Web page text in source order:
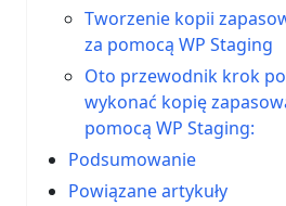
Tworzenie kopii
za pomocą WP Staging
Oto przewodnik krok
wykonać kopię
pomocą WP Staging:
Podsumowanie
Powiązane artykuły